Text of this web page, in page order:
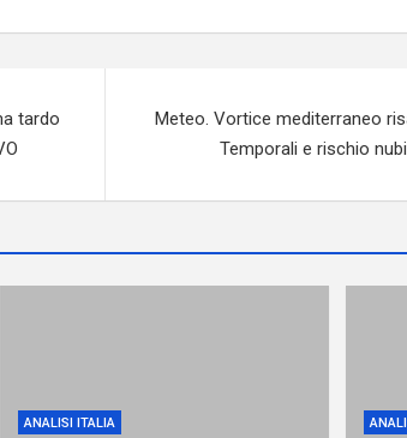
tardo
Meteo. Vortice mediterraneo
Temporali e rischio
ANALISI ITALIA